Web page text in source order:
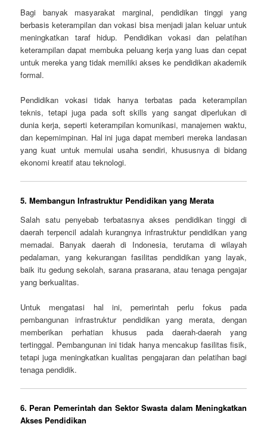
Bagi banyak masyarakat marginal, pendidikan tinggi yang
berbasis keterampilan dan vokasi bisa menjadi jalan keluar untuk
meningkatkan taraf hidup. Pendidikan vokasi dan pelatihan
keterampilan dapat membuka peluang kerja yang luas dan cepat
untuk mereka yang tidak memiliki akses ke pendidikan akademik
formal.
Pendidikan vokasi tidak hanya terbatas pada keterampilan
teknis, tetapi juga pada soft skills yang sangat diperlukan di
dunia kerja, seperti keterampilan komunikasi, manajemen waktu,
dan kepemimpinan. Hal ini juga dapat memberi mereka landasan
yang kuat untuk memulai usaha sendiri, khususnya di bidang
ekonomi kreatif atau teknologi.
5.Membangun Infrastruktur Pendidikan yang Merata
Salah satu penyebab terbatasnya akses pendidikan tinggi di
daerah terpencil adalah kurangnya infrastruktur pendidikan yang
memadai. Banyak daerah di Indonesia, terutama di wilayah
pedalaman, yang kekurangan fasilitas pendidikan yang layak,
baik itu gedung sekolah, sarana prasarana, atau tenaga pengajar
yang berkualitas.
Untuk mengatasi hal ini, pemerintah perlu fokus pada
pembangunan infrastruktur pendidikan yang merata, dengan
memberikan perhatian khusus pada daerah-daerah yang
tertinggal. Pembangunan ini tidak hanya mencakup fasilitas fisik,
tetapi juga meningkatkan kualitas pengajaran dan pelatihan bagi
tenaga pendidik.
6. Peran Pemerintah dan Sektor Swasta dalam Meningkatkan
Akses Pendidikan